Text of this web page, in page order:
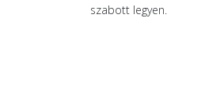
szabott legyen.